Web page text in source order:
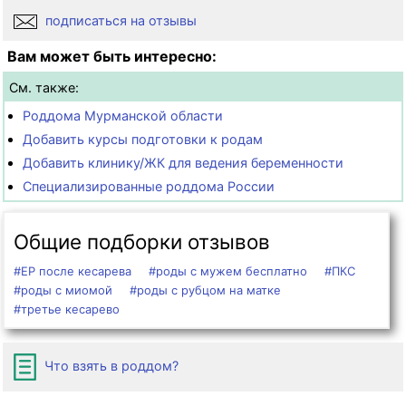
подписаться на отзывы
Вам может быть интересно:
См. также:
Роддома Мурманской области
Добавить курсы подготовки к родам
Добавить клинику/ЖК для ведения беременности
Специализированные роддома России
Общие подборки отзывов
#ЕР после кесарева #роды с мужем бесплатно
#ПКС
#роды с миомой
#роды с рубцом на матке
#третье кесарево
Что взять в роддом?